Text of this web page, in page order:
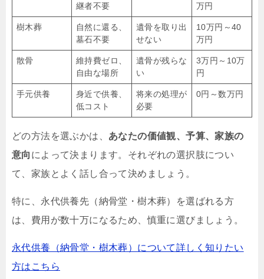
継者不要
万円
樹木葬
自然に還る、
墓石不要
遺骨を取り出
せない
10万円～40
万円
散骨
維持費ゼロ、
自由な場所
遺骨が残らな
い
3万円～10万
円
手元供養
身近で供養、
低コスト
将来の処理が
必要
0円～数万円
どの方法を選ぶかは、 あなたの価値観、予算、家族の
意向 によって決まります。それぞれの選択肢につい
て、家族とよく話し合って決めましょう。
特に、永代供養先（納骨堂・樹木葬）を選ばれる方
は、費用が数十万になるため、慎重に選びましょう。
永代供養（納骨堂・樹木葬）について詳しく知りたい
方はこちら